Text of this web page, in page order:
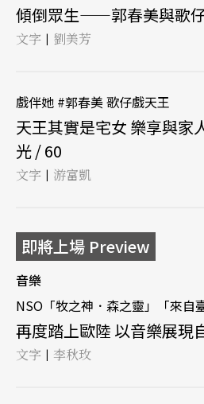
傾倒眾生——郭春美與歌
文字 | 劉美芳
戲伴她 #郭春美 歌仔戲天王
天王其實是宅女 樂享與家
光 / 60
文字 | 游富凱
即將上場 Preview
音樂
NSO「牧之神．森之靈」「來自
再度踏上歐陸 以音樂展現
文字 | 李秋玫